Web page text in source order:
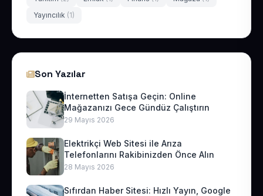
Yayıncılık (1)
Son Yazılar
İnternetten Satışa Geçin: Online
Mağazanızı Gece Gündüz Çalıştırın
29 Mayıs 2026
Elektrikçi Web Sitesi ile Arıza
Telefonlarını Rakibinizden Önce Alın
28 Mayıs 2026
Sıfırdan Haber Sitesi: Hızlı Yayın, Google